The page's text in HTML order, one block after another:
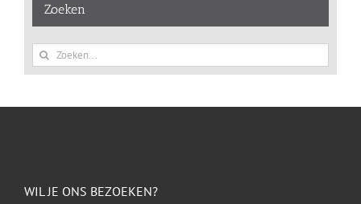
Zoeken
Zoeken
naar:
WIL JE ONS BEZOEKEN?